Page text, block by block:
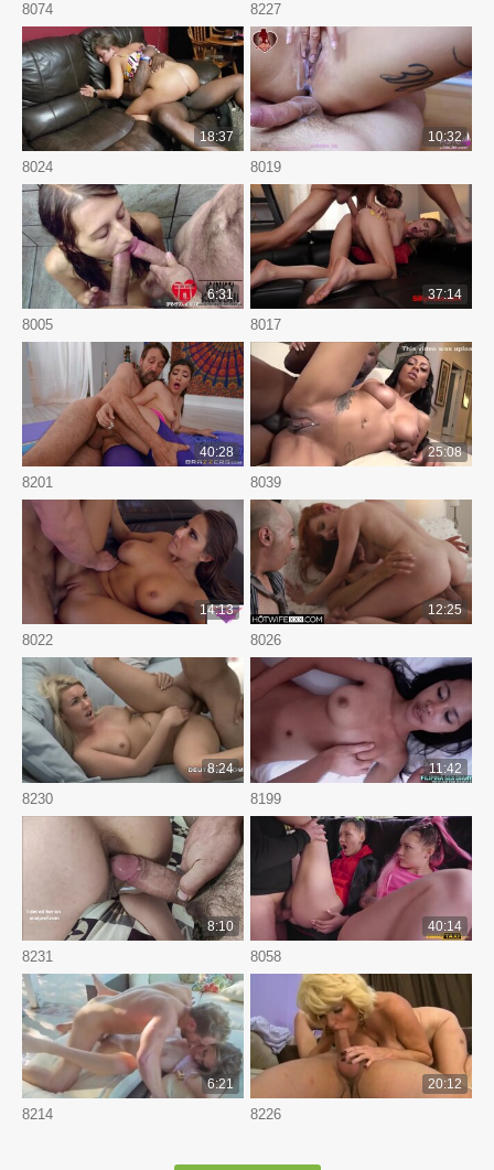
8074 8227
8024
18:37
8019
10:32
8005
6:31
8017
37:14
8201
40:28
8039
25:08
8022
14:13
8026
12:25
8230
8:24
8199
11:42
8231
8:10
8058
40:14
8214
6:21
8226
20:12